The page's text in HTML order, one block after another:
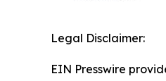
Legal Disclaimer:
EIN Presswire